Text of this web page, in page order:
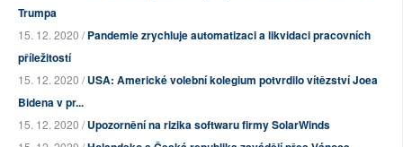
Trumpa
15. 12. 2020 /Pandemie zrychluje automatizaci a likvidaci pracovních
příležitostí
15. 12. 2020 /USA: Americké volební kolegium potvrdilo vítězství Joea
Bidena v pr...
15. 12. 2020 /Upozornění na rizika softwaru firmy SolarWinds